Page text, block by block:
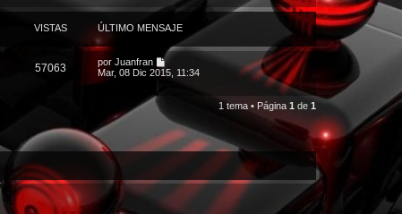
VISTAS ÚLTIMO MENSAJE
57063 por Juanfran
Mar, 08 Dic 2015, 11:34
1 tema • Página 1 de 1